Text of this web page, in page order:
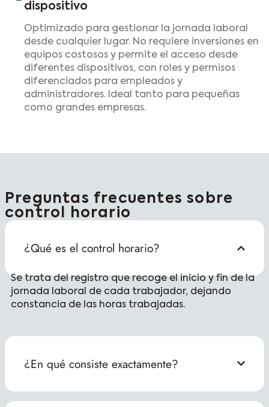
dispositivo
Optimizado para gestionar la jornada laboral
desde cualquier lugar. No requiere inversiones en
equipos costosos y permite el acceso desde
diferentes dispositivos, con roles y permisos
diferenciados para empleados y
administradores. Ideal tanto para pequeñas
como grandes empresas.
Preguntas frecuentes sobre
control horario
¿Qué es el control horario?
Se trata del registro que recoge el inicio y fin de la
jornada laboral de cada trabajador, dejando
constancia de las horas trabajadas.
¿En qué consiste exactamente?